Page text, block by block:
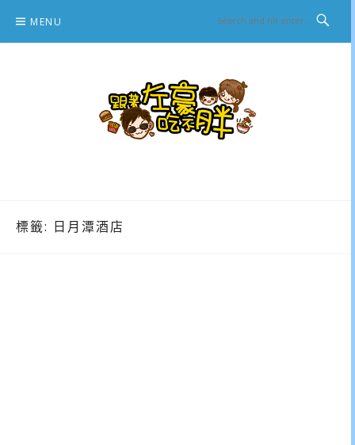
content
MENU
標籤: 日月潭酒店